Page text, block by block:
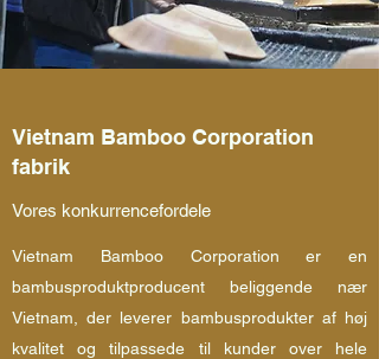
Vietnam Bamboo Corporation
fabrik
Vores konkurrencefordele
Vietnam Bamboo Corporation er en
bambusproduktproducent beliggende nær
Vietnam, der leverer bambusprodukter af høj
kvalitet og tilpassede til kunder over hele